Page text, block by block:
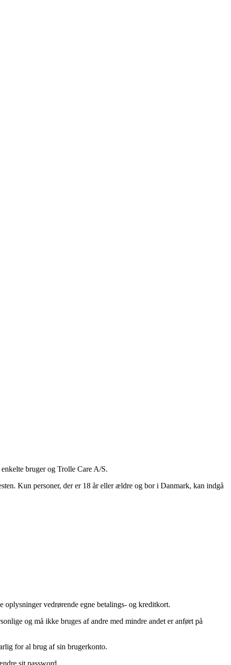
bruger og Trolle Care A/S.
Kun personer, der er 18 år eller ældre og bor i Danmark, kan indgå
oplysninger vedrørende egne betalings- og kreditkort.
og må ikke bruges af andre med mindre andet er anført på
for al brug af sin brugerkonto.
sit password.